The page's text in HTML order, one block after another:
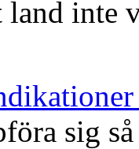
inte
sig